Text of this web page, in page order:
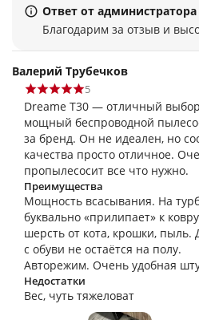
Ответ от администратора
Благодарим за отзыв и
Валерий Трубечков
5
Dreame T30 — отличный выбор
мощный беспроводной
за бренд. Он не идеален, но
качества просто отличное.
пропылесосит все что нужно.
Преимущества
Мощность всасывания. На
буквально «прилипает» к
шерсть от кота, крошки, пыль.
с обуви не остаётся на полу.
Авторежим. Очень удобная
определяет тип покрытия и
мощность. На ламинате
— мощнее. Экономит заряд
Недостатки
Вес, чуть тяжеловат